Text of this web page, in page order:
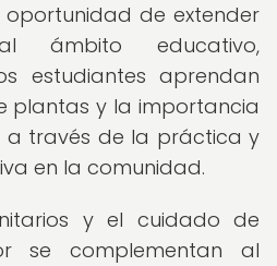
de extender
ámbito educativo,
estudiantes aprendan
plantas y la importancia
a través de la práctica y
en la comunidad.
y el cuidado de
se complementan al